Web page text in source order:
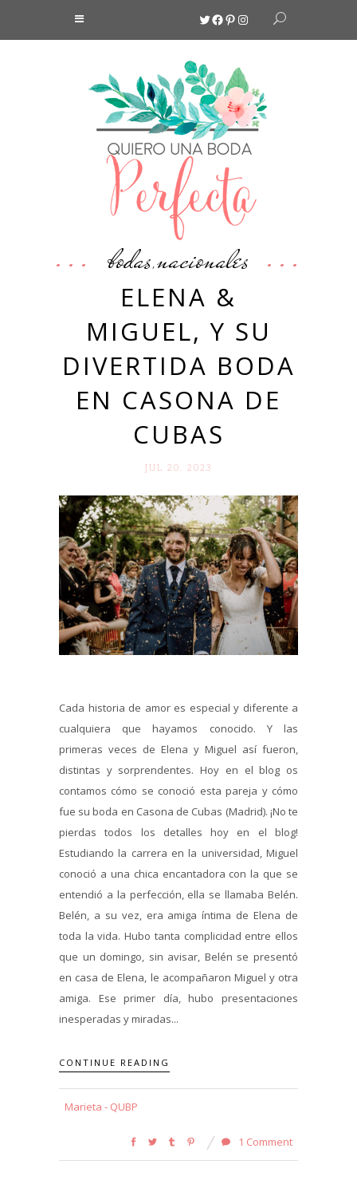
Twitter
Facebook
Pinterest
Instagram
bodas,nacionales
ELENA &
MIGUEL, Y SU
DIVERTIDA BODA
EN CASONA DE
CUBAS
JUL 20. 2023
Cada historia de amor es especial y diferente a
cualquiera que hayamos conocido. Y las
primeras veces de Elena y Miguel así fueron,
distintas y sorprendentes. Hoy en el blog os
contamos cómo se conoció esta pareja y cómo
fue su boda en Casona de Cubas (Madrid). ¡No te
pierdas todos los detalles hoy en el blog!
Estudiando la carrera en la universidad, Miguel
conoció a una chica encantadora con la que se
entendió a la perfección, ella se llamaba Belén.
Belén, a su vez, era amiga íntima de Elena de
toda la vida. Hubo tanta complicidad entre ellos
que un domingo, sin avisar, Belén se presentó
en casa de Elena, le acompañaron Miguel y otra
amiga. Ese primer día, hubo presentaciones
inesperadas y miradas...
CONTINUE READING
Marieta - QUBP
1 Comment